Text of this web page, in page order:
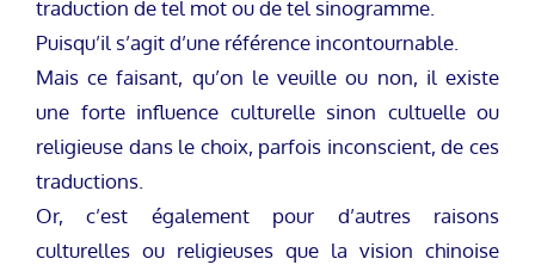
traduction de tel mot ou de tel sinogramme.
Puisqu’il s’agit d’une référence incontournable.
Mais ce faisant, qu’on le veuille ou non, il existe
une forte influence culturelle sinon cultuelle ou
religieuse dans le choix, parfois inconscient, de ces
traductions.
Or, c’est également pour d’autres raisons
culturelles ou religieuses que la vision chinoise